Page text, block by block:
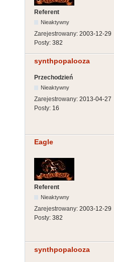
Referent
Nieaktywny
Zarejestrowany: 2003-12-29
Posty: 382
synthpopalooza
Przechodzień
Nieaktywny
Zarejestrowany: 2013-04-27
Posty: 16
Eagle
Referent
Nieaktywny
Zarejestrowany: 2003-12-29
Posty: 382
synthpopalooza